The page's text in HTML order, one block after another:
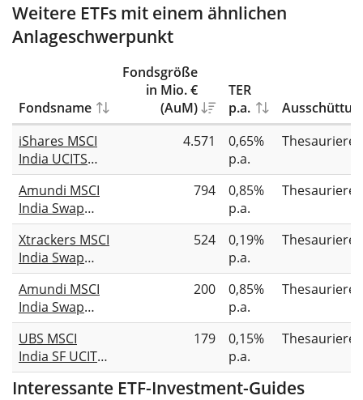
Weitere ETFs mit einem ähnlichen
Anlageschwerpunkt
Fondsname
Fondsgröße
in Mio. €
(AuM)
TER
p.a.
iShares MSCI
India UCITS
ETF USD (Acc)
4.571
0,65%
p.a.
Amundi MSCI
India Swap
UCITS ETF EUR
Acc
794
0,85%
p.a.
Xtrackers MSCI
India Swap
UCITS ETF 1C
524
0,19%
p.a.
Amundi MSCI
India Swap
UCITS ETF USD
Acc
200
0,85%
p.a.
UBS MSCI
India SF UCITS
ETF USD (Acc)
179
0,15%
p.a.
Interessante ETF-Investment-Guides